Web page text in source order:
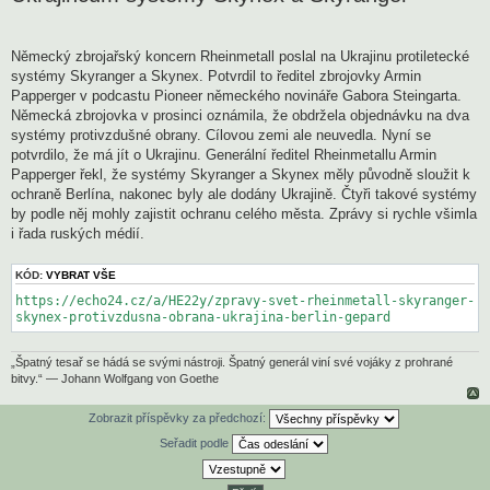
k
Německý zbrojařský koncern Rheinmetall poslal na Ukrajinu protiletecké
systémy Skyranger a Skynex. Potvrdil to ředitel zbrojovky Armin
Papperger v podcastu Pioneer německého novináře Gabora Steingarta.
Německá zbrojovka v prosinci oznámila, že obdržela objednávku na dva
systémy protivzdušné obrany. Cílovou zemi ale neuvedla. Nyní se
potvrdilo, že má jít o Ukrajinu. Generální ředitel Rheinmetallu Armin
Papperger řekl, že systémy Skyranger a Skynex měly původně sloužit k
ochraně Berlína, nakonec byly ale dodány Ukrajině. Čtyři takové systémy
by podle něj mohly zajistit ochranu celého města. Zprávy si rychle všimla
i řada ruských médií.
KÓD: VYBRAT VŠE
https://echo24.cz/a/HE22y/zpravy-svet-rheinmetall-skyranger-
skynex-protivzdusna-obrana-ukrajina-berlin-gepard
„Špatný tesař se hádá se svými nástroji. Špatný generál viní své vojáky z prohrané
bitvy.“ — Johann Wolfgang von Goethe
Zobrazit příspěvky za předchozí:
Seřadit podle